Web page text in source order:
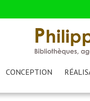
CONCEPTION